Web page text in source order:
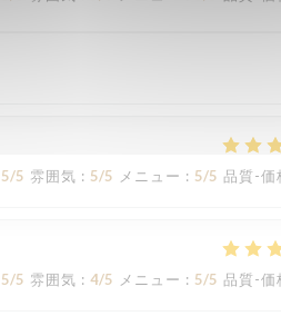
5/5 雰囲気 : 5/5 メニュー : 5/5 品質-価
5/5 雰囲気 : 4/5 メニュー : 5/5 品質-価